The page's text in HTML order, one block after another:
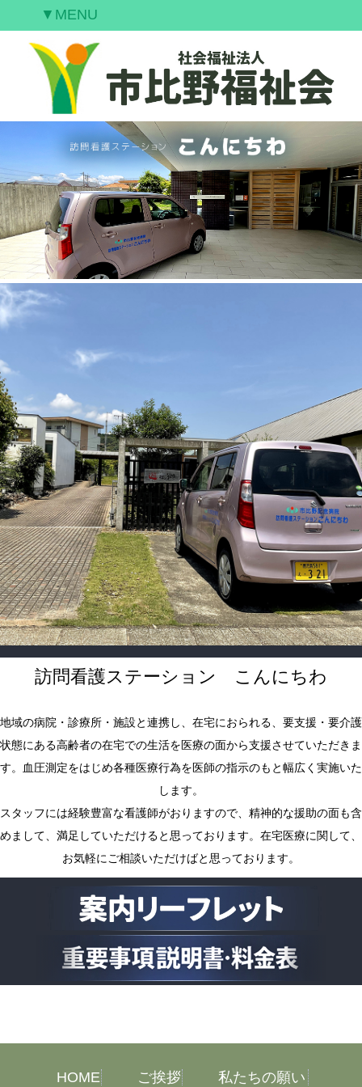
▼MENU
私たちの願い
事業案内
情報開示
空室情報
研修案内
採用情報
お問合せ
訪問看護ステーション こんにちわ
地域の病院・診療所・施設と連携し、在宅におられる、要支援・要介護
状態にある高齢者の在宅での生活を医療の面から支援させていただきま
す。血圧測定をはじめ各種医療行為を医師の指示のもと幅広く実施いた
します。
スタッフには経験豊富な看護師がおりますので、精神的な援助の面も含
めまして、満足していただけると思っております。在宅医療に関して、
お気軽にご相談いただけばと思っております。
HOME ご挨拶 私たちの願い